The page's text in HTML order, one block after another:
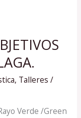
, Talleres /
Verde /Green